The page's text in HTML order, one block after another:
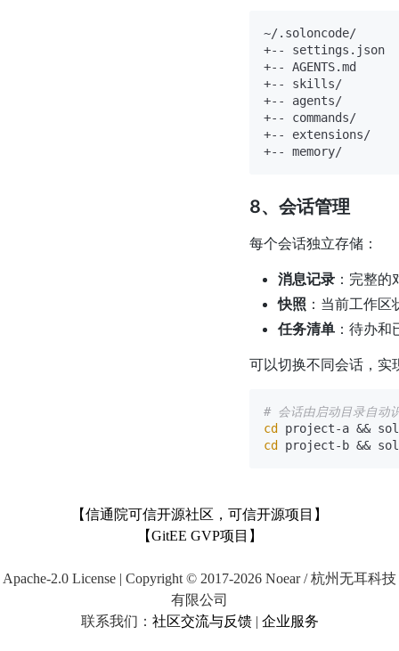
~/.soloncode/
+-- settings.json
+-- AGENTS.md
+-- skills/
+-- agents/
+-- commands/
+-- extensions/
8、会话管理
每个会话独立存储：
消息记录 ：完整
快照 ：当前工作区
任务清单 ：待办
可以切换不同会话，实
# 会话由启动目录自动
cd
project-a &&
cd
project-b &&
【信通院可信开源社区，可信开源项目】
【GitEE GVP项目】
Apache-2.0 License | Copyright © 2017-2026 Noear / 杭州无耳科技
有限公司
联系我们： 社区交流与反馈| 企业服务